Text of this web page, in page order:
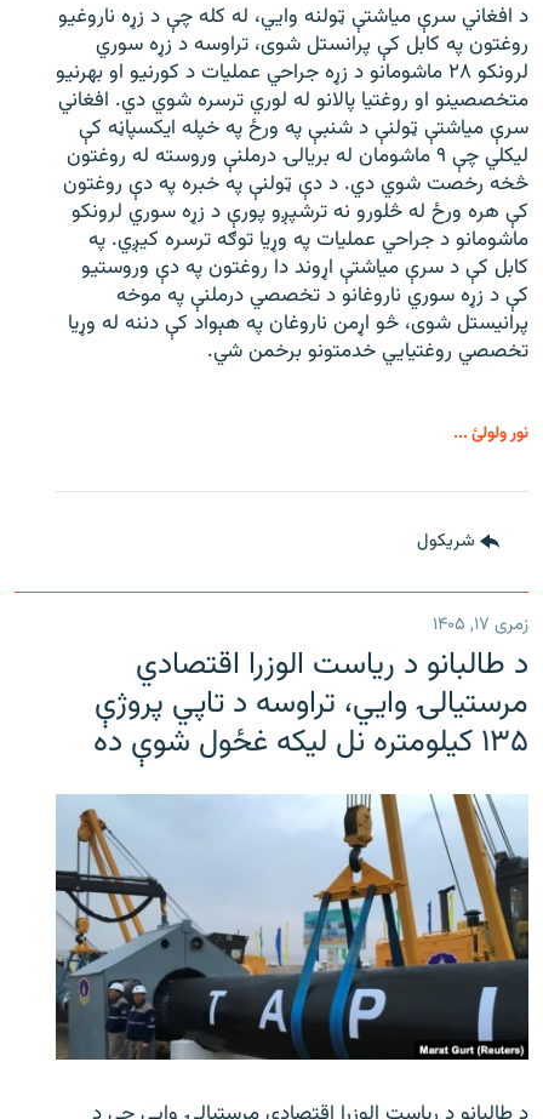
د افغاني سرې میاشتې ټولنه وایي، له کله چې د زړه ناروغیو
روغتون په کابل کې پرانستل شوی، تراوسه د زړه سوري
لرونکو ۲۸ ماشومانو د زړه جراحي عملیات د کورنیو او بهرنیو
متخصصینو او روغتیا پالانو له لوري ترسره شوي دي. افغاني
سرې میاشتې ټولنې د شنبې په ورځ په خپله ایکسپاڼه کې
لیکلي چې ۹ ماشومان له بریالۍ درملنې وروسته له روغتون
څخه رخصت شوي دي. د دې ټولنې په خبره په دې روغتون
کې هره ورځ له څلورو نه ترشپږو پورې د زړه سوري لرونکو
ماشومانو د جراحي عملیات په وړیا توګه ترسره کیږي. په
کابل کې د سرې میاشتې اړوند دا روغتون په دې وروستیو
کې د زړه سوري ناروغانو د تخصصي درملنې په موخه
پرانیستل شوی، څو اړمن ناروغان په هېواد کې دننه له وړیا
تخصصي روغتیايي خدمتونو برخمن شي.
نور ولولئ ...
شريکول
زمری ۱۷, ۱۴۰۵
د طالبانو د ریاست الوزرا اقتصادي
مرستیالۍ وایي، تراوسه د تاپي پروژې
۱۳۵ کیلومتره نل لیکه غځول شوې ده